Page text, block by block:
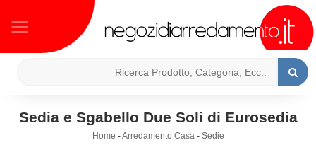
Sedia e Sgabello Due Soli di Eurosedia
Home -Arredamento Casa- Sedie